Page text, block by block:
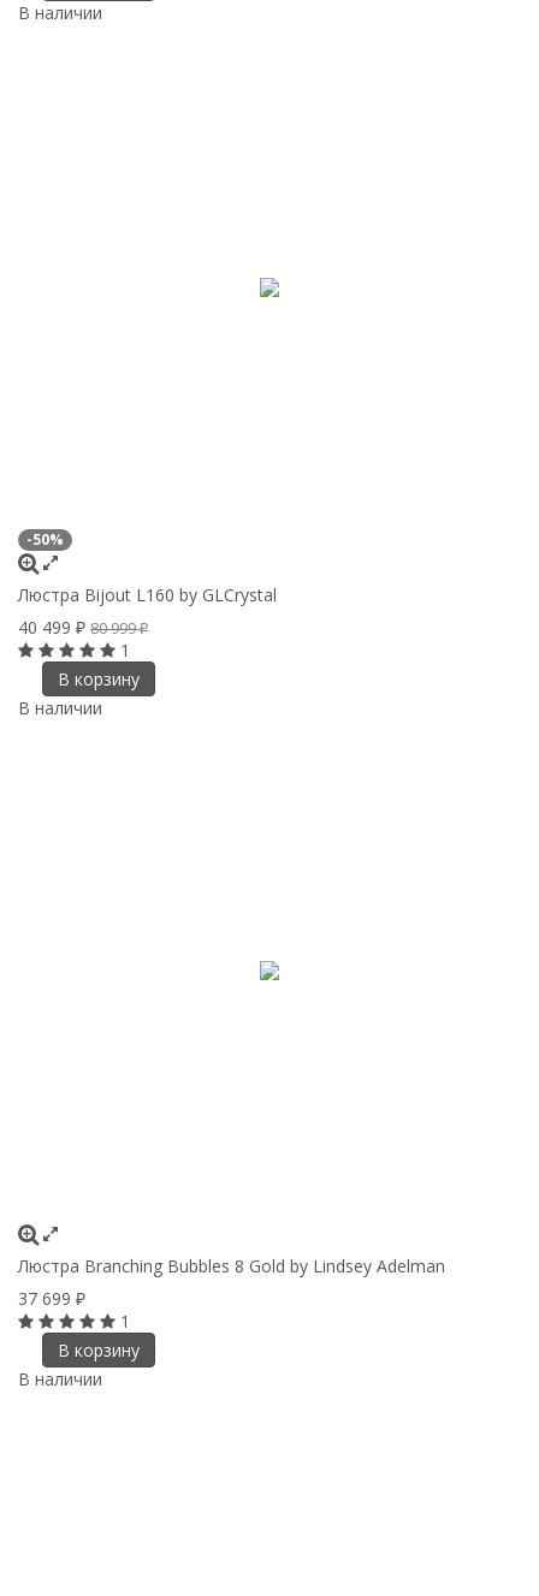
В наличии
-50%
Люстра Bijout L160 by GLCrystal
40 499 ₽ 80 999₽
1
В корзину
В наличии
Люстра Branching Bubbles 8 Gold by Lindsey Adelman
37 699 ₽
1
В корзину
В наличии